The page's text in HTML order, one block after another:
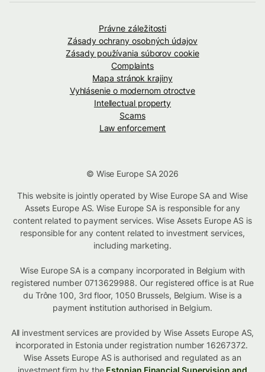
Právne záležitosti
Zásady ochrany osobných údajov
Zásady používania súborov cookie
Complaints
Mapa stránok krajiny
Vyhlásenie o modernom otroctve
Intellectual property
Scams
Law enforcement
© Wise Europe SA 2026
This website is jointly operated by Wise Europe SA and Wise
Assets Europe AS. Wise Europe SA is responsible for any
content related to payment services. Wise Assets Europe AS is
responsible for any content related to investment services,
including marketing.
Wise Europe SA is a company incorporated in Belgium with
registered number 0713629988. Our registered office is at Rue
du Trône 100, 3rd floor, 1050 Brussels, Belgium. Wise is a
payment institution authorised in Belgium.
All investment services are provided by Wise Assets Europe AS,
incorporated in Estonia under registration number 16267372.
Wise Assets Europe AS is authorised and regulated as an
investment firm by the Estonian Financial Supervision and